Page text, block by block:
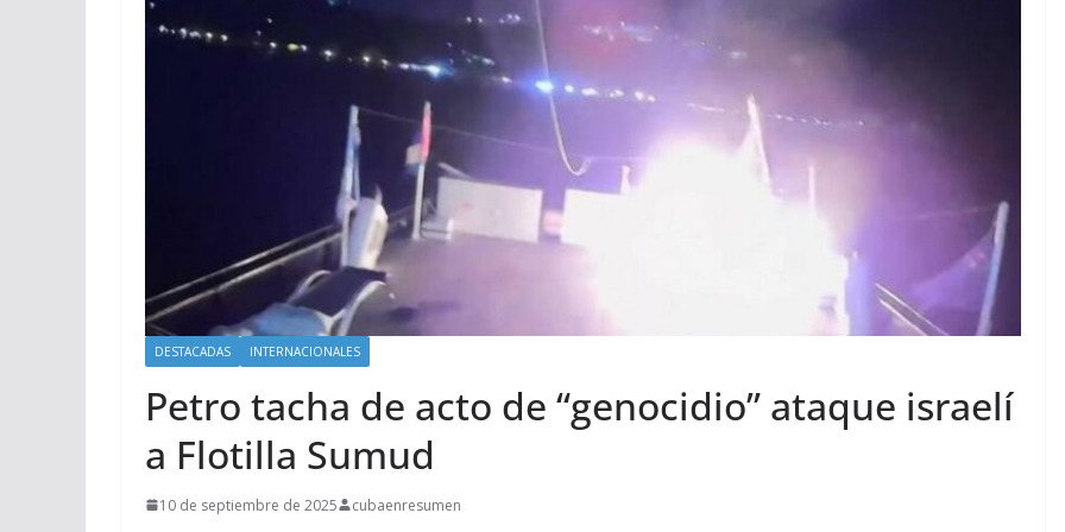
DESTACADAS INTERNACIONALES
Petro tacha de acto de “genocidio” ataque israelí
a Flotilla Sumud
10 de septiembre de 2025 cubaenresumen